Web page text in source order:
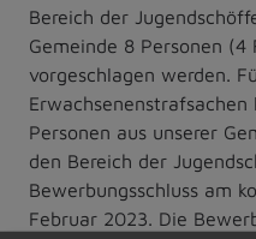
Bereich der
Gemeinde 8 Personen (4
vorgeschlagen werden.
Erwachsenenstrafsachen
Personen aus unserer
den Bereich der
Bewerbungsschluss am
Februar 2023. Die